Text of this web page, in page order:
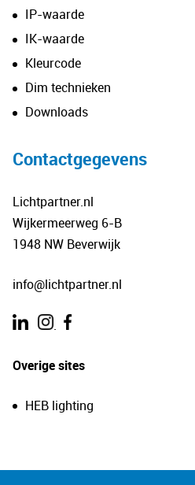
IP-waarde
IK-waarde
Kleurcode
Dim technieken
Downloads
Contactgegevens
Lichtpartner.nl
Wijkermeerweg 6-B
1948 NW Beverwijk
info@lichtpartner.nl
.
Overige sites
HEB lighting